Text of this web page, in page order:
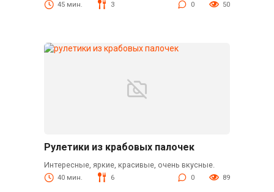
45 мин. 3 0 50
Рулетики из крабовых палочек
Интересные, яркие, красивые, очень вкусные.
40 мин. 6 0 89